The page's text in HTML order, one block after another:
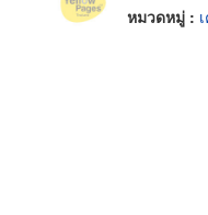
หมวดหมู่ :